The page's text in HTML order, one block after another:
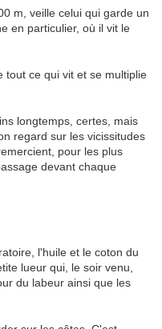
m, veille celui qui garde un
en particulier, où il vit le
tout ce qui vit et se multiplie
longtemps, certes, mais
regard sur les vicissitudes
pour les plus
devant chaque
l'huile et le coton du
lueur qui, le soir venu,
du labeur ainsi que les